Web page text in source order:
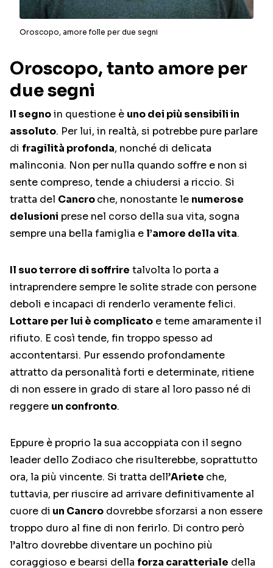
Oroscopo, amore folle per due segni
Oroscopo, tanto amore per
due segni
Il segnoin questione è uno dei più sensibili in
assoluto. Per lui, in realtà, si potrebbe pure parlare
di fragilità profonda, nonché di delicata
malinconia. Non per nulla quando soffre e non si
sente compreso, tende a chiudersi a riccio. Si
tratta del Cancroche, nonostante le numerose
delusioni prese nel corso della sua vita, sogna
sempre una bella famiglia e l’amore della vita.
Il suo terrore di soffrire talvolta lo porta a
intraprendere sempre le solite strade con persone
deboli e incapaci di renderlo veramente felici.
Lottare per lui è complicato e teme amaramente il
rifiuto. E così tende, fin troppo spesso ad
accontentarsi. Pur essendo profondamente
attratto da personalità forti e determinate, ritiene
di non essere in grado di stare al loro passo né di
reggere un confronto.
Eppure è proprio la sua accoppiata con il segno
leader dello Zodiaco che risulterebbe, soprattutto
ora, la più vincente. Si tratta dell’Ariete che,
tuttavia, per riuscire ad arrivare definitivamente al
cuore di un Cancro dovrebbe sforzarsi a non essere
troppo duro al fine di non ferirlo. Di contro però
l’altro dovrebbe diventare un pochino più
coraggioso e bearsi della forza caratteriale della